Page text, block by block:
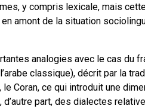
y compris lexicale, mais
en amont de la situation
analogies avec le cas du
classique), décrit par la
Coran, ce qui introduit une
part, des dialectes